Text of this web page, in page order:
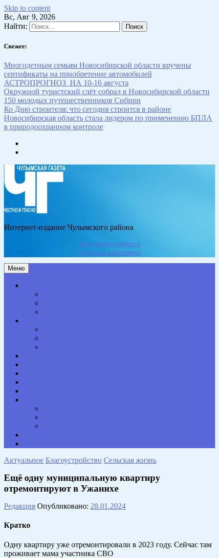
Skip to content
Вс, Авг 9, 2026
Найти:
Свежее:
Многодетным семьям Новосибирской области вручены
сертификаты на приобретение автомобилей
АСТРОПРОГНОЗ НА 10-16 августа
Окружной туристский слёт собрал в Новосибирской области
150 молодых путешественников Сибири
Ко Дню строителя: что сегодня строится в районе
Новосибирская область стала лидером по применению БПЛА
в природоохранном контроле
Интернет-издание Чулымского района
https://world-weather.ru
Погодные информеры
Меню
Актуальное Благоустройство Сельская жизнь
Ещё одну муниципальную квартиру
отремонтируют в Ужанихе
Редакция Опубликовано: 28.01.2024
Кратко
Одну квартиру уже отремонтировали в 2023 году. Сейчас там
проживает мама участника СВО